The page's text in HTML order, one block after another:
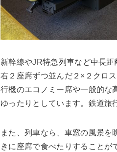
新幹線やJR特急列車など中長
右２座席ずつ並んだ２×２クロ
行機のエコノミー席や一般的な
ゆったりとしています。鉄道旅
また、列車なら、車窓の風景を
きに座席で食べたりすることが